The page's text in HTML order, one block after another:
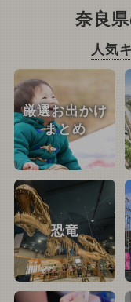
奈良
人気
厳選お出かけ
まとめ
恐竜